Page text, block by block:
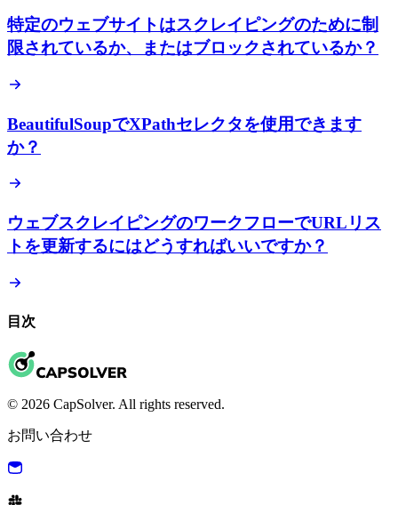
特定のウェブサイトはスクレイピングのために制
限されているか、またはブロックされているか？
BeautifulSoupでXPathセレクタを使用できます
か？
ウェブスクレイピングのワークフローでURLリス
トを更新するにはどうすればいいですか？
目次
© 2026 CapSolver. All rights reserved.
お問い合わせ